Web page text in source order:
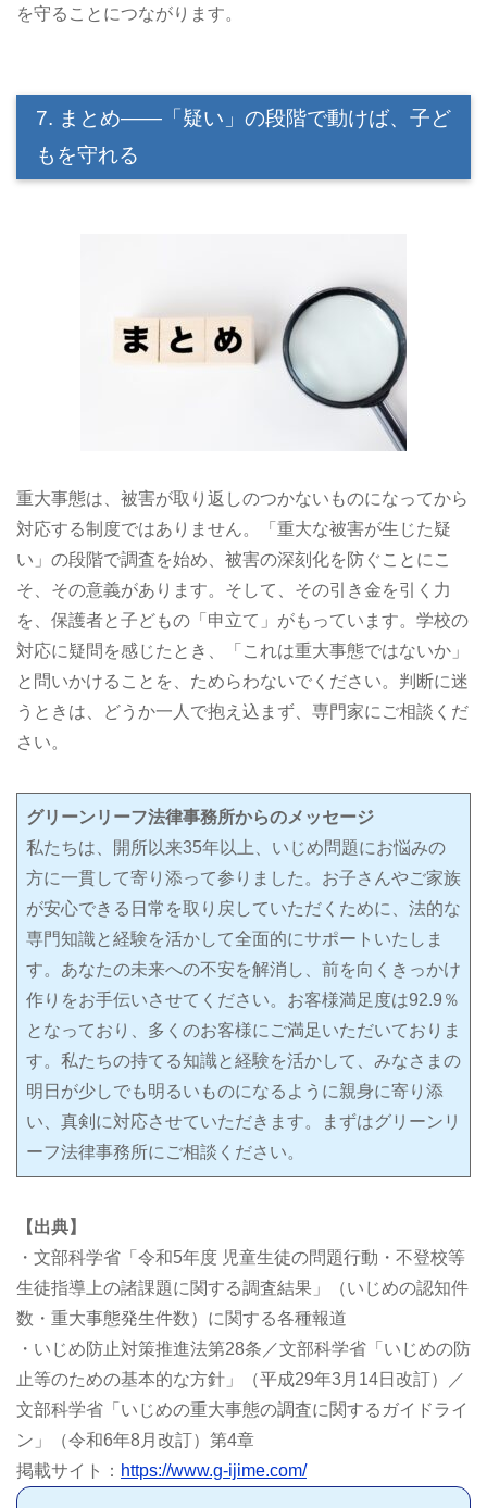
を守ることにつながります。
7. まとめ――「疑い」の段階で動けば、子ど
もを守れる
重大事態は、被害が取り返しのつかないものになってから
対応する制度ではありません。「重大な被害が生じた疑
い」の段階で調査を始め、被害の深刻化を防ぐことにこ
そ、その意義があります。そして、その引き金を引く力
を、保護者と子どもの「申立て」がもっています。学校の
対応に疑問を感じたとき、「これは重大事態ではないか」
と問いかけることを、ためらわないでください。判断に迷
うときは、どうか一人で抱え込まず、専門家にご相談くだ
さい。
グリーンリーフ法律事務所からのメッセージ
私たちは、開所以来35年以上、いじめ問題にお悩みの
方に一貫して寄り添って参りました。お子さんやご家族
が安心できる日常を取り戻していただくために、法的な
専門知識と経験を活かして全面的にサポートいたしま
す。あなたの未来への不安を解消し、前を向くきっかけ
作りをお手伝いさせてください。お客様満足度は92.9％
となっており、多くのお客様にご満足いただいておりま
す。私たちの持てる知識と経験を活かして、みなさまの
明日が少しでも明るいものになるように親身に寄り添
い、真剣に対応させていただきます。まずはグリーンリ
ーフ法律事務所にご相談ください。
【出典】
・文部科学省「令和5年度 児童生徒の問題行動・不登校等
生徒指導上の諸課題に関する調査結果」（いじめの認知件
数・重大事態発生件数）に関する各種報道
・いじめ防止対策推進法第28条／文部科学省「いじめの防
止等のための基本的な方針」（平成29年3月14日改訂）／
文部科学省「いじめの重大事態の調査に関するガイドライ
ン」（令和6年8月改訂）第4章
掲載サイト： https://www.g-ijime.com/